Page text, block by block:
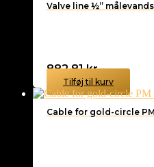
Valve line ½”
882,81kr.
Tilføj til kurv
Cable for gold-circle PM